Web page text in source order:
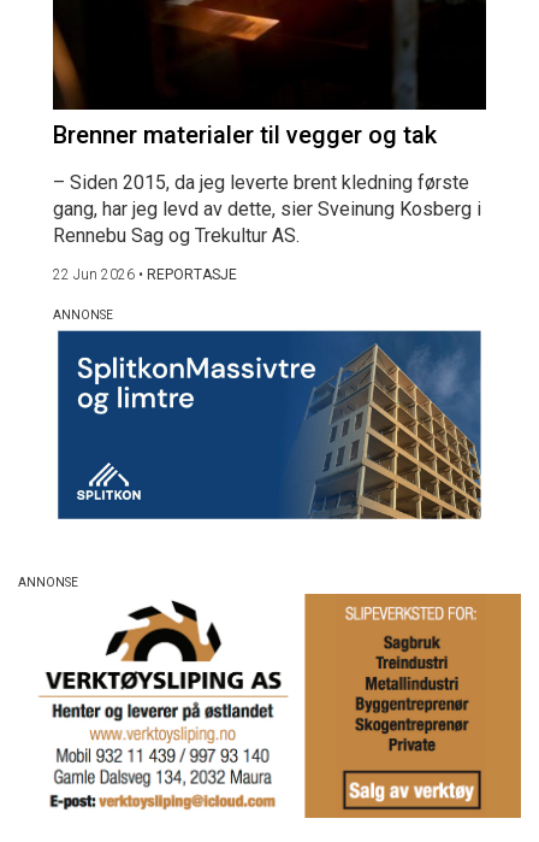
Brenner materialer til vegger og tak
– Siden 2015, da jeg leverte brent kledning første
gang, har jeg levd av dette, sier Sveinung Kosberg i
Rennebu Sag og Trekultur AS.
22 Jun 2026 • REPORTASJE